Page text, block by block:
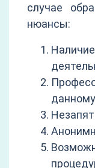
случае
нюансы: